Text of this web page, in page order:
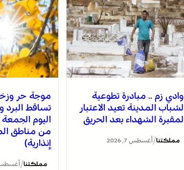
وادي زم .. مبادرة تطوعية
لشباب المدينة تعيد الاعتبار
لمقبرة الشهداء بعد الحريق
مملكتنا/ أغسطس 7, 2026
موجة حر
تساقط البرد
اليوم
من مناطق
إنذارية)
مملكتنا/ أغسطس 7,